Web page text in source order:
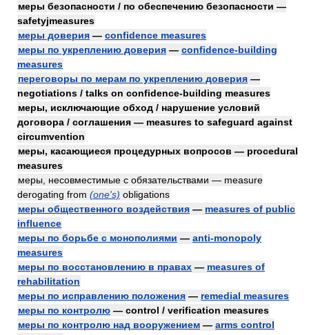
меры безопасности / по обеспечению безопасности —
safetyjmeasures
меры доверия — confidence measures
меры по укреплению доверия — confidence-building
measures
переговоры по мерам по укреплению доверия —
negotiations / talks on confidence-building measures
меры, исключающие обход / нарушение условий
договора / соглашения — measures to safeguard against
circumvention
меры, касающиеся процедурных вопросов — procedural
measures
меры, несовместимые с обязательствами — measure
derogating from (one's) obligations
меры общественного воздействия — measures of public
influence
меры по борьбе с монополиями — anti-monopoly
measures
меры по восстановлению в правах — measures of
rehabilitation
меры по исправлению положения — remedial measures
меры по контролю — control / verification measures
меры по контролю над вооружением — arms control